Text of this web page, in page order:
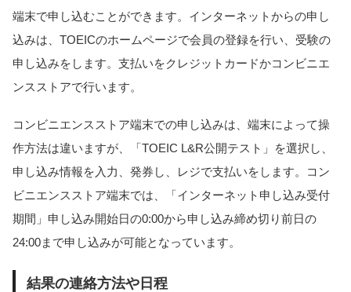
端末で申し込むことができます。インターネットからの申し
込みは、TOEICのホームページで会員の登録を行い、受験の
申し込みをします。支払いをクレジットカードかコンビニエ
ンスストアで行います。
コンビニエンスストア端末での申し込みは、端末によって操
作方法は違いますが、「TOEIC L&R公開テスト」を選択し、
申し込み情報を入力、発券し、レジで支払いをします。コン
ビニエンスストア端末では、「インターネット申し込み受付
期間」申し込み開始日の0:00から申し込み締め切り前日の
24:00まで申し込みが可能となっています。
結果の連絡方法や日程